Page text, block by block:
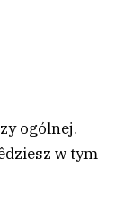
ogólnej.
w tym